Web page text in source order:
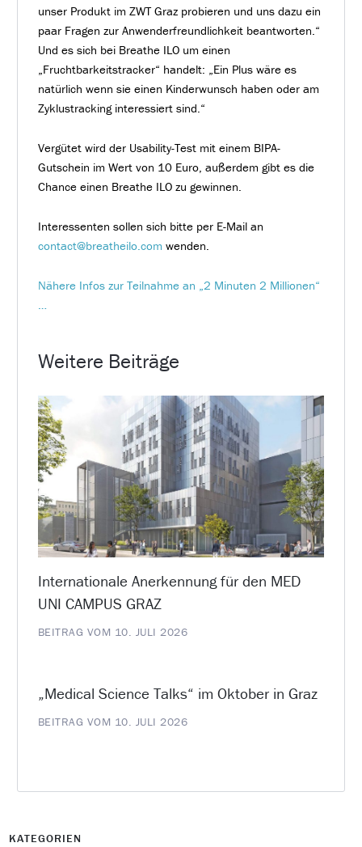
unser Produkt im ZWT Graz probieren und uns dazu ein
paar Fragen zur Anwenderfreundlichkeit beantworten.“
Und es sich bei Breathe ILO um einen
„Fruchtbarkeitstracker“ handelt: „Ein Plus wäre es
natürlich wenn sie einen Kinderwunsch haben oder am
Zyklustracking interessiert sind.“
Vergütet wird der Usability-Test mit einem BIPA-
Gutschein im Wert von 10 Euro, außerdem gibt es die
Chance einen Breathe ILO zu gewinnen.
Interessenten sollen sich bitte per E-Mail an
contact@breatheilo.com wenden.
Nähere Infos zur Teilnahme an „2 Minuten 2 Millionen“
…
Weitere Beiträge
Internationale Anerkennung für den MED
UNI CAMPUS GRAZ
BEITRAG VOM 10. JULI 2026
„Medical Science Talks“ im Oktober in Graz
BEITRAG VOM 10. JULI 2026
KATEGORIEN